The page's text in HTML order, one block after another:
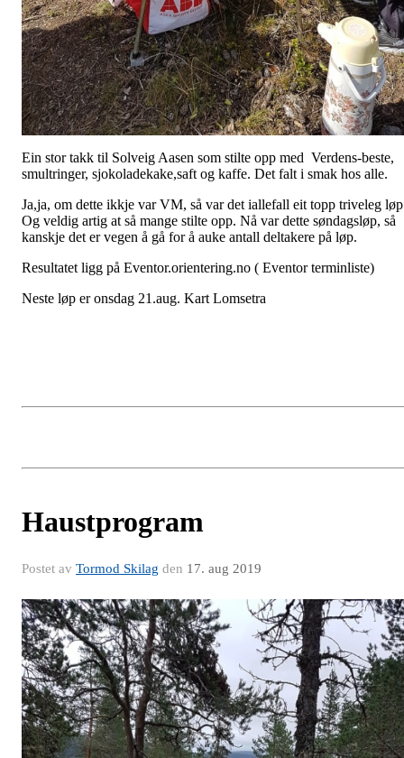
Ein stor takk til Solveig Aasen som stilte opp med Verdens-beste,
smultringer, sjokoladekake,saft og kaffe. Det falt i smak hos alle.
Ja,ja, om dette ikkje var VM, så var det iallefall eit topp triveleg
Og veldig artig at så mange stilte opp. Nå var dette søndagsløp, så
kanskje det er vegen å gå for å auke antall deltakere på løp.
Resultatet ligg på Eventor.orientering.no ( Eventor terminliste)
Neste løp er onsdag 21.aug. Kart Lomsetra
Haustprogram
Postet av Tormod Skilag den 17. aug 2019